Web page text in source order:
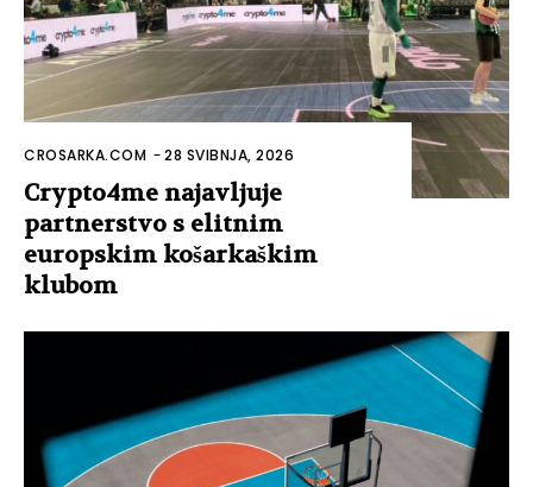
CROSARKA.COM -28 SVIBNJA, 2026
Crypto4me najavljuje
partnerstvo s elitnim
europskim košarkaškim
klubom